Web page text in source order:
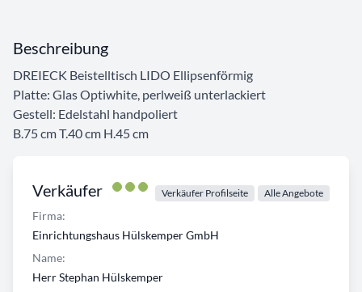
Verkäufer Verkäufer Profilseite Alle Angebote
Firma:
Einrichtungshaus Hülskemper GmbH
Name:
Herr Stephan Hülskemper
Beschreibung
DREIECK Beistelltisch LIDO Ellipsenförmig
Platte: Glas Optiwhite, perlweiß unterlackiert
Gestell: Edelstahl handpoliert
B.75 cm T.40 cm H.45 cm